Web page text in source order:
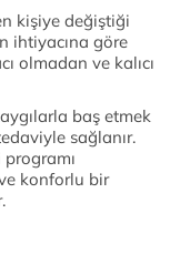
kişiye değiştiği
ihtiyacına göre
olmadan ve kalıcı
baş etmek
sağlanır.
konforlu bir